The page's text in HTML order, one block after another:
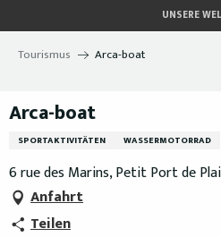
au
contenu
UNSERE
Tourismus Arca-boat
Arca-boat
SPORTAKTIVITÄTEN WASSERMOTORRAD
6 rue des Marins, Petit Port de
Anfahrt
Teilen